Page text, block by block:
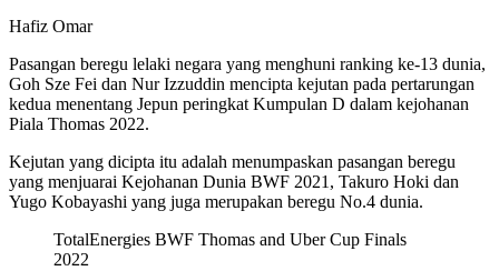
Hafiz Omar
Pasangan beregu lelaki negara yang menghuni ranking ke-13 dunia,
Goh Sze Fei dan Nur Izzuddin mencipta kejutan pada pertarungan
kedua menentang Jepun peringkat Kumpulan D dalam kejohanan
Piala Thomas 2022.
Kejutan yang dicipta itu adalah menumpaskan pasangan beregu
yang menjuarai Kejohanan Dunia BWF 2021, Takuro Hoki dan
Yugo Kobayashi yang juga merupakan beregu No.4 dunia.
TotalEnergies BWF Thomas and Uber Cup Finals
2022